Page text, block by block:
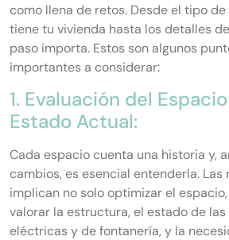
como llena de retos. Desde el tipo
tiene tu vivienda hasta los detalles
paso importa. Estos son algunos
importantes a considerar:
1. Evaluación del
Estado Actual:
Cada espacio cuenta una historia y,
cambios, es esencial entenderla. Las
implican no solo optimizar el
valorar la estructura, el estado de
eléctricas y de fontanería, y la